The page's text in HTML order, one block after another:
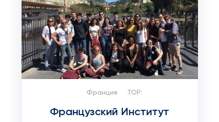
Франция TOP:
Французский Институт